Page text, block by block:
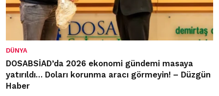
DÜNYA
DOSABSİAD’da 2026 ekonomi gündemi masaya
yatırıldı… Doları korunma aracı görmeyin! – Düzgün
Haber